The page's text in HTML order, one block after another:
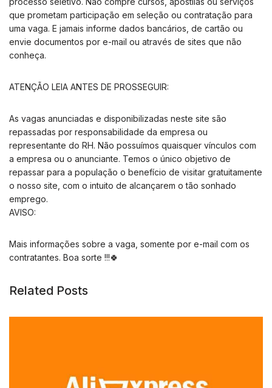
que prometam participação em seleção ou contratação para
uma vaga. E jamais informe dados bancários, de cartão ou
envie documentos por e-mail ou através de sites que não
conheça.
ATENÇÃO LEIA ANTES DE PROSSEGUIR:
As vagas anunciadas e disponibilizadas neste site são
repassadas por responsabilidade da empresa ou
representante do RH. Não possuímos quaisquer vínculos com
a empresa ou o anunciante. Temos o único objetivo de
repassar para a população o benefício de visitar gratuitamente
o nosso site, com o intuito de alcançarem o tão sonhado
emprego.
AVISO:
Mais informações sobre a vaga, somente por e-mail com os
contratantes. Boa sorte !!!🍀
Related Posts